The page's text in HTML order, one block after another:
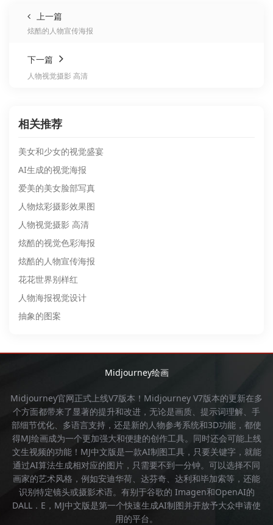
上一篇
炫酷的人物宣传海报
下一篇
人物视觉摄影 高清
相关推荐
美女和少女的视觉盛宴
AI生成的视觉海报
爱美的美女脸部写真
人物炫彩摄影效果图
人物视觉摄影 高清
炫酷的视觉色彩海报
炫酷的人物宣传海报
花花世界别样红
人物海报视觉设计
抽象的图案
Midjourney绘画
Midjourney官网正式上线V7版本！ Midjourney V7版本的更新在多
个方面都带来了显著的提升和改进，无论是画质、提示词理解、手
部细节优化、多语言支持，还是新的人物参考系统和3D功能，都使
得MJ绘画成为一个更加强大和便捷的创作工具。同时还会可能上线
文生视频的功能！ MJ中文版是一款AI制图工具，只要关键字，就能
通过AI算法生成相对应的图片，只需要不到一分钟。可以选择不同
画家的艺术风格，例如安迪华荷、达芬奇、达利和毕加索等，还能
识别特定镜头或摄影术语。有别于谷歌的 Imagen和OpenAI的
DALL．E， MJ中文版是第一个快速生成AI制图并开放予大众申请使
用的平台。